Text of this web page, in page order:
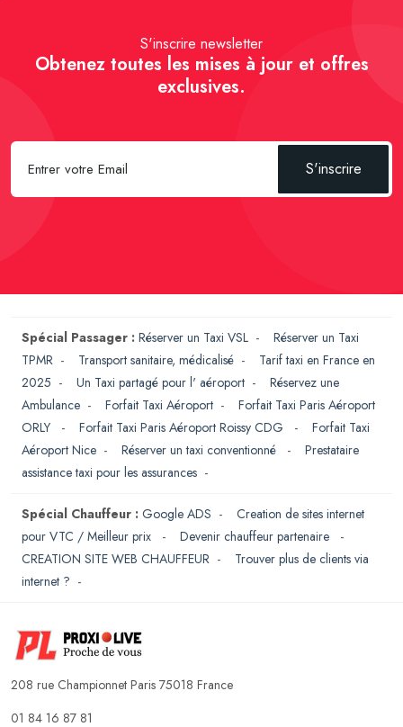
S'inscrire newsletter
Obtenez toutes les mises à jour et offres
exclusives.
S'inscrire
Spécial Passager : Réserver un Taxi VSL - Réserver un Taxi
TPMR - Transport sanitaire, médicalisé - Tarif taxi en France en
2025 - Un Taxi partagé pour l' aéroport - Réservez une
Ambulance - Forfait Taxi Aéroport - Forfait Taxi Paris Aéroport
ORLY
- Forfait Taxi Paris Aéroport Roissy CDG - Forfait Taxi
Aéroport Nice - Réserver un taxi conventionné - Prestataire
assistance taxi pour les assurances -
Spécial Chauffeur : Google ADS - Creation de sites internet
pour VTC / Meilleur prix
- Devenir chauffeur partenaire
-
CREATION SITE WEB CHAUFFEUR - Trouver plus de clients via
internet ? -
208 rue Championnet Paris 75018 France
01 84 16 87 81